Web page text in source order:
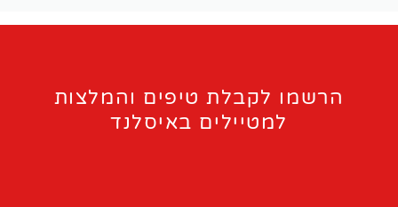
הרשמו לקבלת טיפים והמלצות
למטיילים באיסלנד